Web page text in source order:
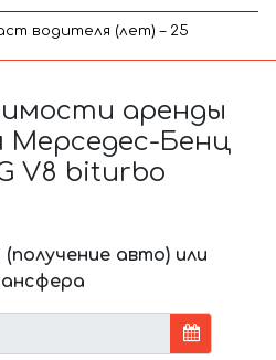
водителя (лет) – 25
аренды
Мерседес-Бенц
V8 biturbo
авто) или